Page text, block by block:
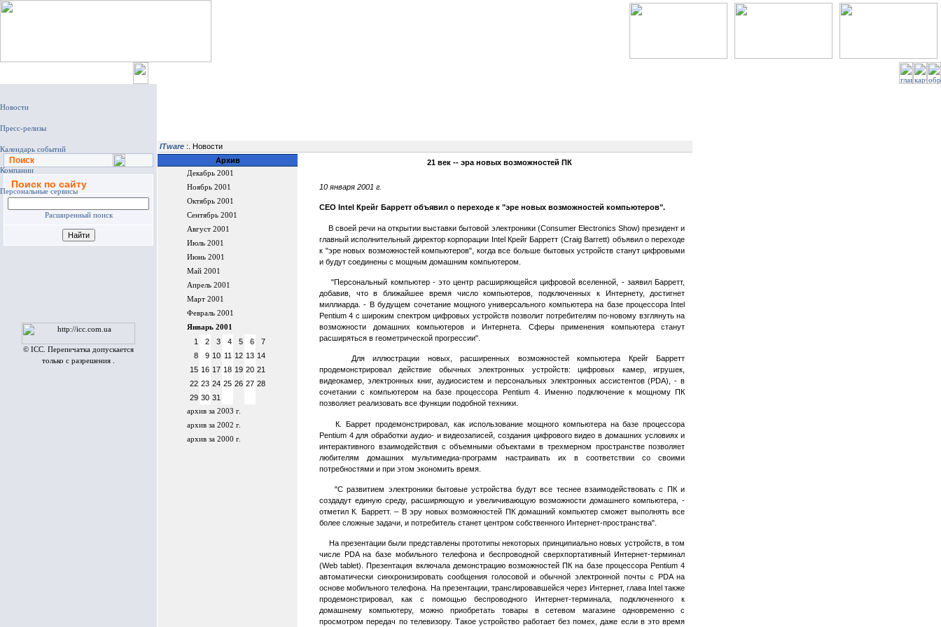
Поиск
Поиск по сайту
Расширенный поиск
© ICC. Перепечатка допускается
только с разрешения .
ITware :. Новости
Архив
Декабрь 2001
Ноябрь 2001
Октябрь 2001
Сентябрь 2001
Август 2001
Июль 2001
Июнь 2001
Май 2001
Апрель 2001
Март 2001
Февраль 2001
Январь 2001
1 2 3 4 5 6
7
8
9 10 11 12 13 14
15 16 17 18 19 20 21
22 23 24 25 26 27 28
29 30 31
архив за 2003 г.
архив за 2002 г.
архив за 2000 г.
21 век -- эра новых возможностей ПК
10 января 2001 г.
CEO Intel Крейг Барретт объявил о переходе к "эре новых возможностей компьютеров".
В своей речи на открытии выставки бытовой электроники (Consumer Electronics Show) президент и
главный исполнительный директор корпорации Intel Крейг Барретт (Craig Barrett) объявил о переходе
к "эре новых возможностей компьютеров", когда все больше бытовых устройств станут цифровыми
и будут соединены с мощным домашним компьютером.
"Персональный компьютер - это центр расширяющейся цифровой вселенной, - заявил Барретт,
добавив, что в ближайшее время число компьютеров, подключенных к Интернету, достигнет
миллиарда. - В будущем сочетание мощного универсального компьютера на базе процессора Intel
Pentium 4 с широким спектром цифровых устройств позволит потребителям по-новому взглянуть на
возможности домашних компьютеров и Интернета. Сферы применения компьютера станут
расширяться в геометрической прогрессии".
Для иллюстрации новых, расширенных возможностей компьютера Крейг Барретт
продемонстрировал действие обычных электронных устройств: цифровых камер, игрушек,
видеокамер, электронных книг, аудиосистем и персональных электронных ассистентов (PDA), - в
сочетании с компьютером на базе процессора Pentium 4. Именно подключение к мощному ПК
позволяет реализовать все функции подобной техники.
К. Баррет продемонстрировал, как использование мощного компьютера на базе процессора
Pentium 4 для обработки аудио- и видеозаписей, создания цифрового видео в домашних условиях и
интерактивного взаимодействия с объемными объектами в трехмерном пространстве позволяет
любителям домашних мультимедиа-программ настраивать их в соответствии со своими
потребностями и при этом экономить время.
"С развитием электроники бытовые устройства будут все теснее взаимодействовать с ПК и
создадут единую среду, расширяющую и увеличивающую возможности домашнего компьютера, -
отметил К. Барретт. – В эру новых возможностей ПК домашний компьютер сможет выполнять все
более сложные задачи, и потребитель станет центром собственного Интернет-пространства".
На презентации были представлены прототипы некоторых принципиально новых устройств, в том
числе PDA на базе мобильного телефона и беспроводной сверхпортативный Интернет-терминал
(Web tablet). Презентация включала демонстрацию возможностей ПК на базе процессора Pentium 4
автоматически синхронизировать сообщения голосовой и обычной электронной почты с PDA на
основе мобильного телефона. На презентации, транслировавшейся через Интернет, глава Intel также
продемонстрировал, как с помощью беспроводного Интернет-терминала, подключенного к
домашнему компьютеру, можно приобретать товары в сетевом магазине одновременно с
просмотром передач по телевизору. Такое устройство работает без помех, даже если в это время